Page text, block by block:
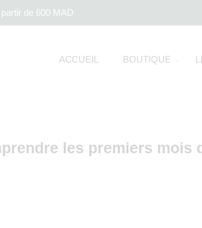
partir de 600 MAD
ACCUEIL BOUTIQUE
les premiers mois